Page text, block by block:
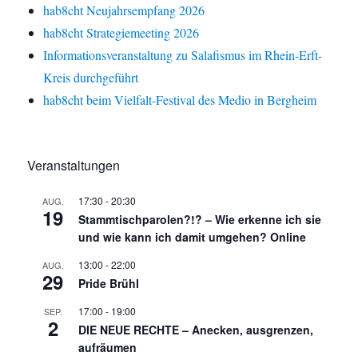
hab8cht Neujahrsempfang 2026
hab8cht Strategiemeeting 2026
Informationsveranstaltung zu Salafismus im Rhein-Erft-
Kreis durchgeführt
hab8cht beim Vielfalt-Festival des Medio in Bergheim
Veranstaltungen
AUG.
19
17:30 -20:30
Stammtischparolen?!? – Wie erkenne ich sie
und wie kann ich damit umgehen? Online
AUG.
29
13:00 -22:00
Pride Brühl
SEP.
2
17:00 - 19:00
DIE NEUE RECHTE – Anecken, ausgrenzen,
aufräumen